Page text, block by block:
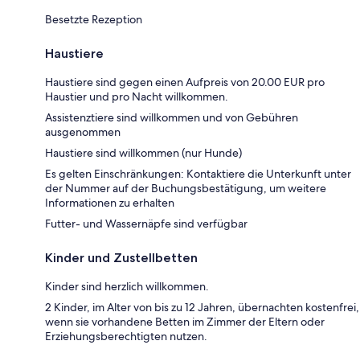
Besetzte Rezeption
Haustiere
Haustiere sind gegen einen Aufpreis von 20.00 EUR pro
Haustier und pro Nacht willkommen.
Assistenztiere sind willkommen und von Gebühren
ausgenommen
Haustiere sind willkommen (nur Hunde)
Es gelten Einschränkungen: Kontaktiere die Unterkunft unter
der Nummer auf der Buchungsbestätigung, um weitere
Informationen zu erhalten
Futter- und Wassernäpfe sind verfügbar
Kinder und Zustellbetten
Kinder sind herzlich willkommen.
2 Kinder, im Alter von bis zu 12 Jahren, übernachten kostenfrei,
wenn sie vorhandene Betten im Zimmer der Eltern oder
Erziehungsberechtigten nutzen.